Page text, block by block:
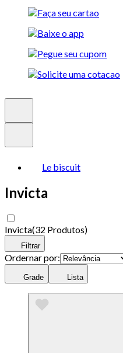
Le biscuit
Invicta
Invicta(32 Produtos)
Filtrar
Ordernar por:
Grade Lista